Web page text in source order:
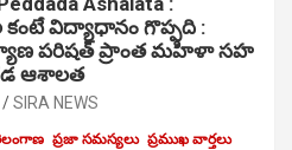
విద్యాధానం గొప్పది :
పరిషత్ ప్రాంత మహిళా సహ
ఆశాలత
SIRA NEWS
ప్రజా సమస్యలు ప్రముఖ వార్తలు